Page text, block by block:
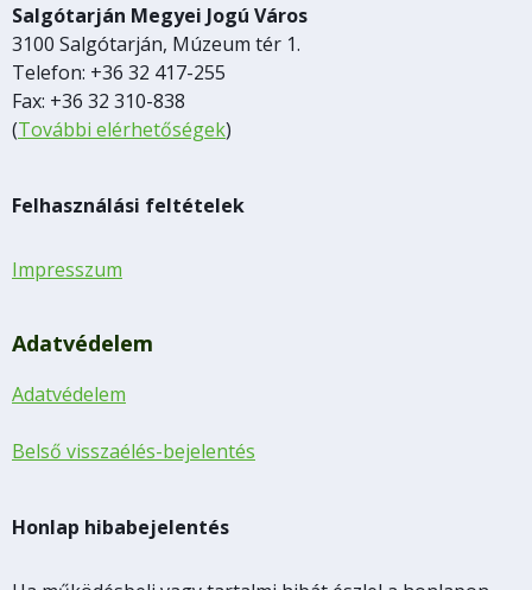
Salgótarján Megyei Jogú Város
3100 Salgótarján, Múzeum tér 1.
Telefon: +36 32 417-255
Fax: +36 32 310-838
(További elérhetőségek)
Felhasználási feltételek
Impresszum
Adatvédelem
Adatvédelem
Belső visszaélés-bejelentés
Honlap hibabejelentés